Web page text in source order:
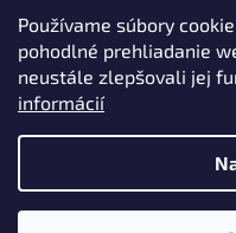
Používame súbory
pohodlné prehliadanie
neustále zlepšovali jej
informácií